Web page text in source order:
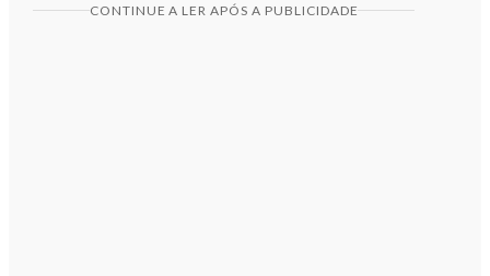
CONTINUE A LER APÓS A PUBLICIDADE